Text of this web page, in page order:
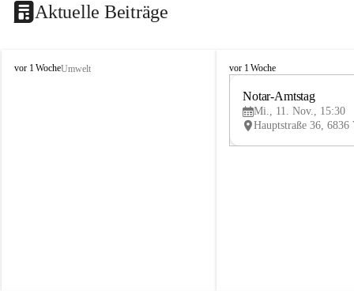
Aktuelle Beiträge
V
vor 1 WocheUmwelt
V
vor 1 Woche
Notar-Amtstag
Mi., 11. Nov., 15:30